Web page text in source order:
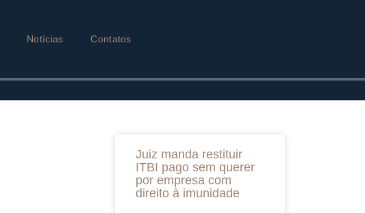
Notícias Contatos
Juiz manda restituir
ITBI pago sem querer
por empresa com
direito à imunidade